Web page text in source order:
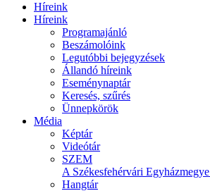
Híreink
Híreink
Programajánló
Beszámolóink
Legutóbbi bejegyzések
Állandó híreink
Eseménynaptár
Keresés, szűrés
Ünnepkörök
Média
Képtár
Videótár
SZEM
A Székesfehérvári
Hangtár